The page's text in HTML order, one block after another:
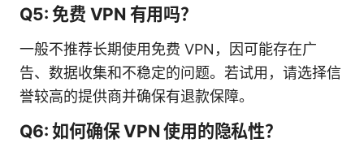
Q5: 免费 VPN 有用吗？
一般不推荐长期使用免费 VPN，因可能存在广
告、数据收集和不稳定的问题。若试用，请选择信
誉较高的提供商并确保有退款保障。
Q6: 如何确保 VPN 使用的隐私性？